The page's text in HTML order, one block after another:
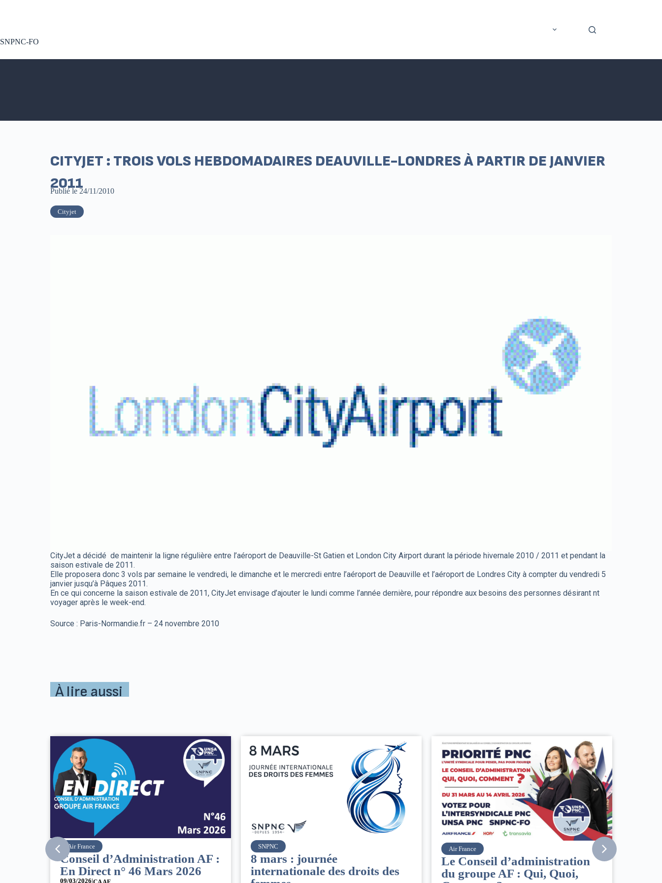
SNPNC-FO
CITYJET : TROIS VOLS HEBDOMADAIRES DEAUVILLE-LONDRES À PARTIR DE JANVIER
2011
Publié le 24/11/2010
Cityjet
CityJet a décidé de maintenir la ligne régulière entre l’aéroport de Deauville-St Gatien et London City Airport durant la période hivernale 2010 / 2011 et pendant la
saison estivale de 2011.
Elle proposera donc 3 vols par semaine le vendredi, le dimanche et le mercredi entre l’aéroport de Deauville et l’aéroport de Londres City à compter du vendredi 5
janvier jusqu’à Pâques 2011.
En ce qui concerne la saison estivale de 2011, CityJet envisage d’ajouter le lundi comme l’année dernière, pour répondre aux besoins des personnes désirant nt
voyager après le week-end.
Source : Paris-Normandie.fr – 24 novembre 2010
À lire aussi
AF :
SNPNC
8 mars : journée
internationale des droits des
Le Conseil d’administration
du groupe AF : Qui, Quoi,
Vueling
Point info situation Moyen-
Orient
02/03/2026